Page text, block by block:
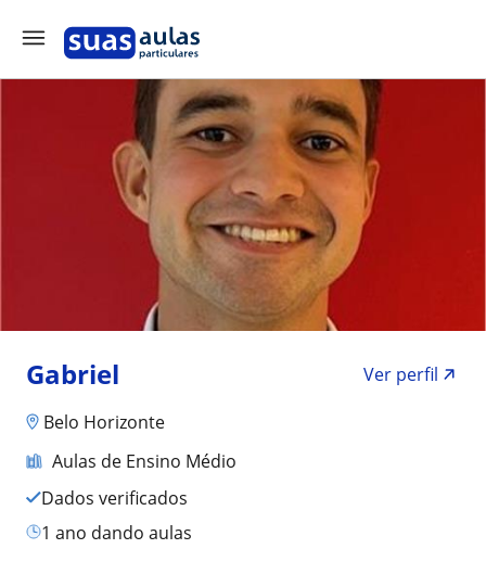
Gabriel
Ver perfil
Belo Horizonte
Aulas de Ensino Médio
Dados verificados
1 ano dando aulas